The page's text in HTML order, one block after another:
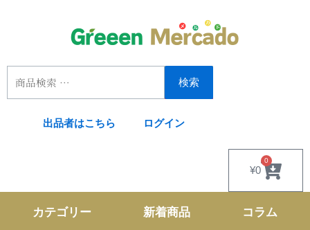
検索
出品者はこちら ログイン
¥0
0
Cart
カテゴリー 新着商品 コラム